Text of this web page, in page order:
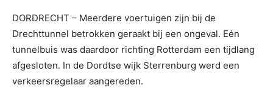
DORDRECHT – Meerdere voertuigen zijn bij de
Drechttunnel betrokken geraakt bij een ongeval. Eén
tunnelbuis was daardoor richting Rotterdam een tijdlang
afgesloten. In de Dordtse wijk Sterrenburg werd een
verkeersregelaar aangereden.